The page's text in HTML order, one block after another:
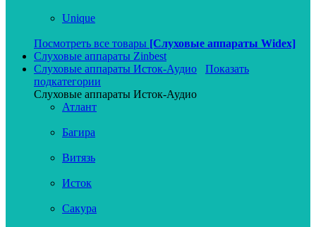
Unique
Посмотреть все товары [Слуховые аппараты Widex]
Слуховые аппараты Zinbest
Слуховые аппараты Исток-Аудио
Показать
подкатегории
Слуховые аппараты Исток-Аудио
Атлант
Багира
Витязь
Исток
Сакура